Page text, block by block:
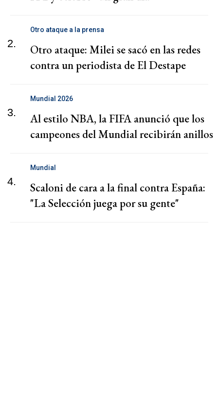
2.
Otro ataque a la prensa
Otro ataque: Milei se sacó en las redes
contra un periodista de El Destape
3.
Mundial 2026
Al estilo NBA, la FIFA anunció que los
campeones del Mundial recibirán anillos
4.
Mundial
Scaloni de cara a la final contra España:
"La Selección juega por su gente"